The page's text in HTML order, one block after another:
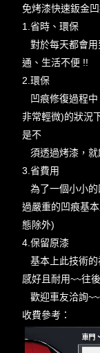
免烤漆快速鈑金
1.省時、環保
對於每天都會用
通、生活不便 !!
2.環保
凹痕修復過程中
非常輕微)的狀況
是不
須透過烤漆，就
3.省費用
為了一個小小的
過嚴重的凹痕基
態除外)
4.保留原漆
基本上此技術的
感好且耐用~~往
歡迎車友洽詢
收費參考：